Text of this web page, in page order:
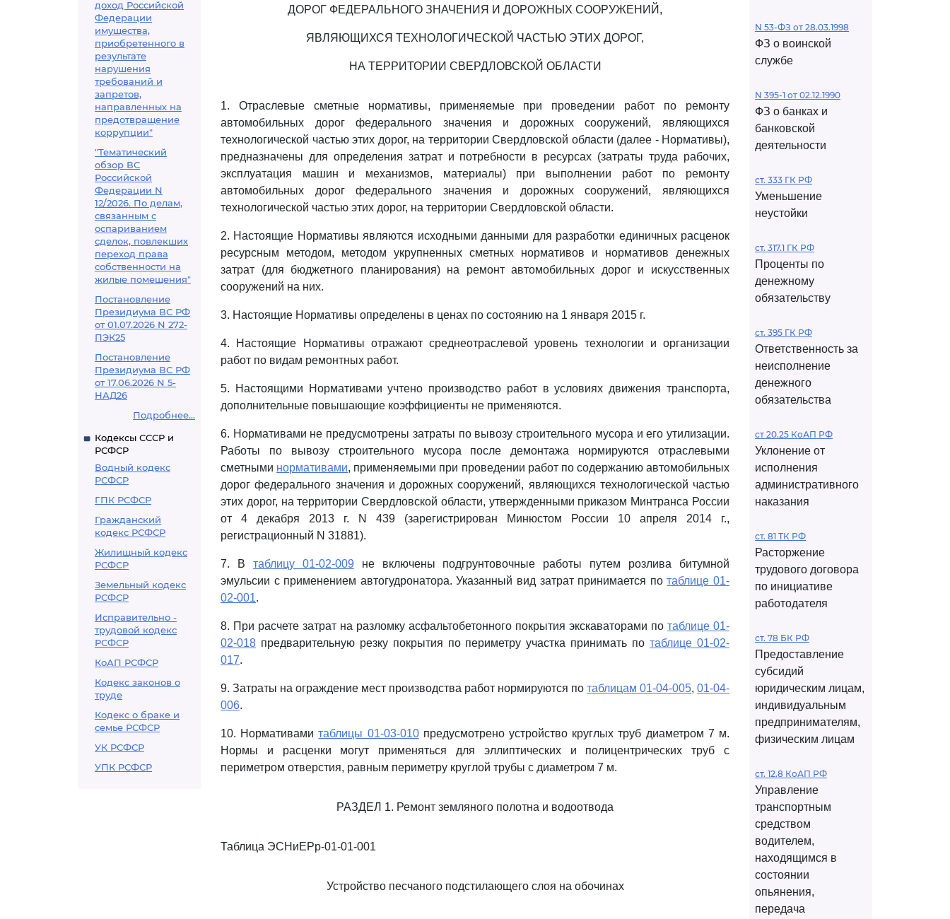
доход Российской
Федерации
имущества,
приобретенного в
результате
нарушения
требований и
запретов,
направленных на
предотвращение
коррупции"
"Тематический
обзор ВС
Российской
Федерации N
12/2026. По делам,
связанным с
оспариванием
сделок, повлекших
переход права
собственности на
жилые помещения"
Постановление
Президиума ВС РФ
от 01.07.2026 N 272-
ПЭК25
Постановление
Президиума ВС РФ
от 17.06.2026 N 5-
НАД26
Подробнее...
Кодексы СССР и
РСФСР
Водный кодекс
РСФСР
ГПК РСФСР
Гражданский
кодекс РСФСР
Жилищный кодекс
РСФСР
Земельный кодекс
РСФСР
Исправительно -
трудовой кодекс
РСФСР
КоАП РСФСР
Кодекс законов о
труде
Кодекс о браке и
семье РСФСР
УК РСФСР
УПК РСФСР
ДОРОГ ФЕДЕРАЛЬНОГО ЗНАЧЕНИЯ И ДОРОЖНЫХ СООРУЖЕНИЙ,
ЯВЛЯЮЩИХСЯ ТЕХНОЛОГИЧЕСКОЙ ЧАСТЬЮ ЭТИХ ДОРОГ,
НА ТЕРРИТОРИИ СВЕРДЛОВСКОЙ ОБЛАСТИ
1. Отраслевые сметные нормативы, применяемые при проведении работ по ремонту
автомобильных дорог федерального значения и дорожных сооружений, являющихся
технологической частью этих дорог, на территории Свердловской области (далее - Нормативы),
предназначены для определения затрат и потребности в ресурсах (затраты труда рабочих,
эксплуатация машин и механизмов, материалы) при выполнении работ по ремонту
автомобильных дорог федерального значения и дорожных сооружений, являющихся
технологической частью этих дорог, на территории Свердловской области.
2. Настоящие Нормативы являются исходными данными для разработки единичных расценок
ресурсным методом, методом укрупненных сметных нормативов и нормативов денежных
затрат (для бюджетного планирования) на ремонт автомобильных дорог и искусственных
сооружений на них.
3. Настоящие Нормативы определены в ценах по состоянию на 1 января 2015 г.
4. Настоящие Нормативы отражают среднеотраслевой уровень технологии и организации
работ по видам ремонтных работ.
5. Настоящими Нормативами учтено производство работ в условиях движения транспорта,
дополнительные повышающие коэффициенты не применяются.
6. Нормативами не предусмотрены затраты по вывозу строительного мусора и его утилизации.
Работы по вывозу строительного мусора после демонтажа нормируются отраслевыми
сметными нормативами, применяемыми при проведении работ по содержанию автомобильных
дорог федерального значения и дорожных сооружений, являющихся технологической частью
этих дорог, на территории Свердловской области, утвержденными приказом Минтранса России
от 4 декабря 2013 г. N 439 (зарегистрирован Минюстом России 10 апреля 2014 г.,
регистрационный N 31881).
7. В таблицу 01-02-009 не включены подгрунтовочные работы путем розлива битумной
эмульсии с применением автогудронатора. Указанный вид затрат принимается потаблице 01-
02-001.
8. При расчете затрат на разломку асфальтобетонного покрытия экскаваторами по таблице 01-
02-018 предварительную резку покрытия по периметру участка принимать потаблице 01-02-
017.
9. Затраты на ограждение мест производства работ нормируются по таблицам 01-04-005, 01-04-
006.
10. Нормативамитаблицы 01-03-010предусмотрено устройство круглых труб диаметром 7 м.
Нормы и расценки могут применяться для эллиптических и полицентрических труб с
периметром отверстия, равным периметру круглой трубы с диаметром 7 м.
РАЗДЕЛ 1. Ремонт земляного полотна и водоотвода
Таблица ЭСНиЕРр-01-01-001
Устройство песчаного подстилающего слоя на обочинах
N 53-ФЗ от 28.03.1998
ФЗ о воинской
службе
N 395-1 от 02.12.1990
ФЗ о банках и
банковской
деятельности
ст. 333 ГК РФ
Уменьшение
неустойки
ст. 317.1 ГК РФ
Проценты по
денежному
обязательству
ст. 395 ГК РФ
Ответственность за
неисполнение
денежного
обязательства
ст 20.25 КоАП РФ
Уклонение от
исполнения
административного
наказания
ст. 81 ТК РФ
Расторжение
трудового договора
по инициативе
работодателя
ст. 78 БК РФ
Предоставление
субсидий
юридическим лицам,
индивидуальным
предпринимателям,
физическим лицам
ст. 12.8 КоАП РФ
Управление
транспортным
средством
водителем,
находящимся в
состоянии
опьянения,
передача